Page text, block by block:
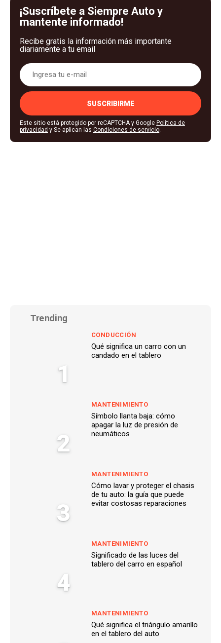
¡Suscríbete a Siempre Auto y
mantente informado!
Recibe gratis la información más importante
diariamente a tu email
SUSCRIBIRME
Este sitio está protegido por reCAPTCHA y Google Política de
privacidad y Se aplican las Condiciones de servicio.
Trending
1
CONDUCCIÓN
Qué significa un carro con un
candado en el tablero
2
MANTENIMIENTO
Símbolo llanta baja: cómo
apagar la luz de presión de
neumáticos
3
MANTENIMIENTO
Cómo lavar y proteger el chasis
de tu auto: la guía que puede
evitar costosas reparaciones
4
MANTENIMIENTO
Significado de las luces del
tablero del carro en español
MANTENIMIENTO
Qué significa el triángulo amarillo
en el tablero del auto